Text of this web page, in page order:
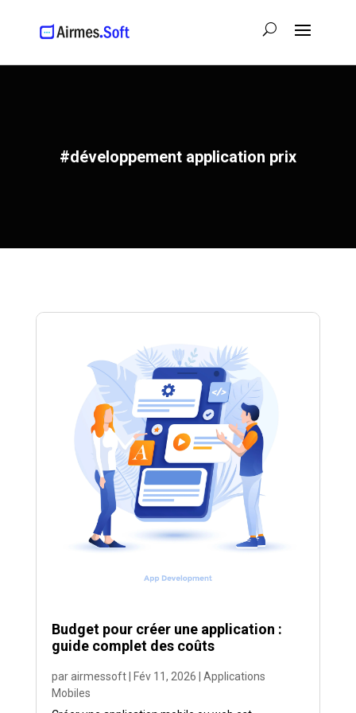
#développement application prix
Budget pour créer une application :
guide complet des coûts
parairmessoft| Fév 11, 2026
Applications
Mobiles